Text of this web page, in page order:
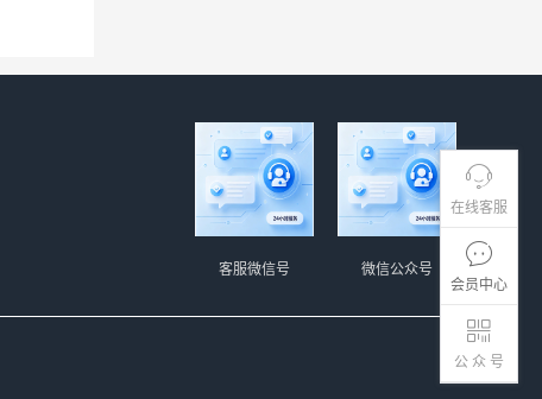
在线客服
会员中心
公 众 号
微信公众号
客服微信号